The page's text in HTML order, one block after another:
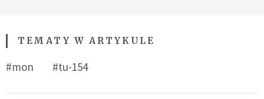
TEMATY W ARTYKULE
#mon #tu-154